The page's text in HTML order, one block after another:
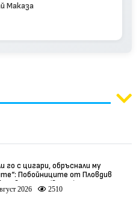
Маказа
го с цигари, обръснали му
Побойниците от Пловдив
в ареста (видео)
2026 2510